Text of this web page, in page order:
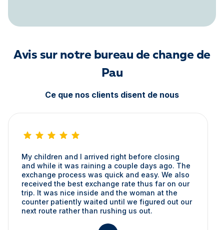
Avis sur notre bureau de change de
Pau
Ce que nos clients disent de nous
My children and I arrived right before closing
and while it was raining a couple days ago. The
exchange process was quick and easy. We also
received the best exchange rate thus far on our
trip. It was nice inside and the woman at the
counter patiently waited until we figured out our
next route rather than rushing us out.